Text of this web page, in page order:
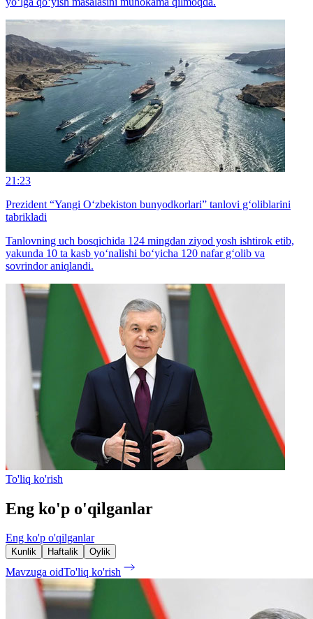
21:23
Prezident “Yangi O‘zbekiston bunyodkorlari” tanlovi g‘oliblarini
tabrikladi
Tanlovning uch bosqichida 124 mingdan ziyod yosh ishtirok etib,
yakunda 10 ta kasb yo‘nalishi bo‘yicha 120 nafar g‘olib va
sovrindor aniqlandi.
To'liq ko'rish
Eng ko'p o'qilganlar
Eng ko'p o'qilganlar
Kunlik Haftalik Oylik
Mavzuga oidTo'liq ko'rish